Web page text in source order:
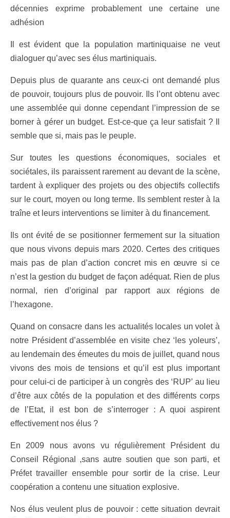
décennies exprime probablement une certaine une
adhésion
Il est évident que la population martiniquaise ne veut
dialoguer qu’avec ses élus martiniquais.
Depuis plus de quarante ans ceux-ci ont demandé plus
de pouvoir, toujours plus de pouvoir. Ils l’ont obtenu avec
une assemblée qui donne cependant l’impression de se
borner à gérer un budget. Est-ce-que ça leur satisfait ? Il
semble que si, mais pas le peuple.
Sur toutes les questions économiques, sociales et
sociétales, ils paraissent rarement au devant de la scène,
tardent à expliquer des projets ou des objectifs collectifs
sur le court, moyen ou long terme. Ils semblent rester à la
traîne et leurs interventions se limiter à du financement.
Ils ont évité de se positionner fermement sur la situation
que nous vivons depuis mars 2020. Certes des critiques
mais pas de plan d’action concret mis en œuvre si ce
n’est la gestion du budget de façon adéquat. Rien de plus
normal, rien d’original par rapport aux régions de
l’hexagone.
Quand on consacre dans les actualités locales un volet à
notre Président d’assemblée en visite chez ‘les yoleurs’,
au lendemain des émeutes du mois de juillet, quand nous
vivons des mois de tensions et qu’il est plus important
pour celui-ci de participer à un congrès des ‘RUP’ au lieu
d’être aux côtés de la population et des différents corps
de l’Etat, il est bon de s’interroger : A quoi aspirent
effectivement nos élus ?
En 2009 nous avons vu régulièrement Président du
Conseil Régional ,sans autre soutien que son parti, et
Préfet travailler ensemble pour sortir de la crise. Leur
coopération a contenu une situation explosive.
Nos élus veulent plus de pouvoir : cette situation devrait